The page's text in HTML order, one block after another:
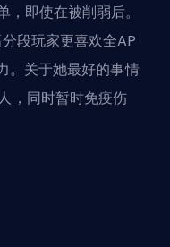
即使在被削弱后。
段玩家更喜欢全AP
。关于她最好的事情
，同时暂时免疫伤